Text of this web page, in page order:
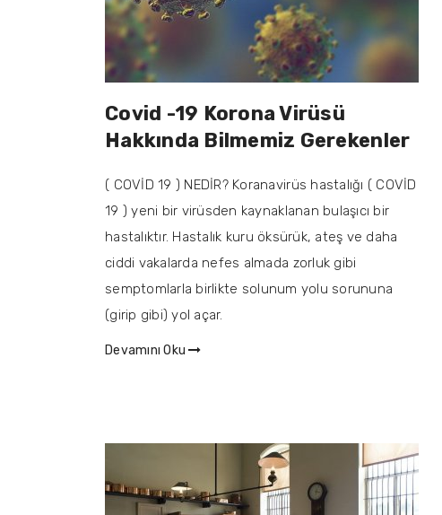
Covid -19 Korona Virüsü
Hakkında Bilmemiz Gerekenler
( COVİD 19 ) NEDİR? Koranavirüs hastalığı ( COVİD
19 ) yeni bir virüsden kaynaklanan bulaşıcı bir
hastalıktır. Hastalık kuru öksürük, ateş ve daha
ciddi vakalarda nefes almada zorluk gibi
semptomlarla birlikte solunum yolu sorununa
(girip gibi) yol açar.
Devamını Oku